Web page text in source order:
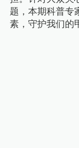
题，本期科普专
素，守护我们的